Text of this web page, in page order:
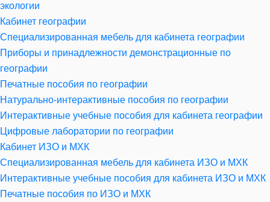
экологии
Кабинет географии
Специализированная мебель для кабинета географии
Приборы и принадлежности демонстрационные по
географии
Печатные пособия по географии
Натурально-интерактивные пособия по географии
Интерактивные учебные пособия для кабинета географии
Цифровые лаборатории по географии
Кабинет ИЗО и МХК
Специализированная мебель для кабинета ИЗО и МХК
Интерактивные учебные пособия для кабинета ИЗО и МХК
Печатные пособия по ИЗО и МХК